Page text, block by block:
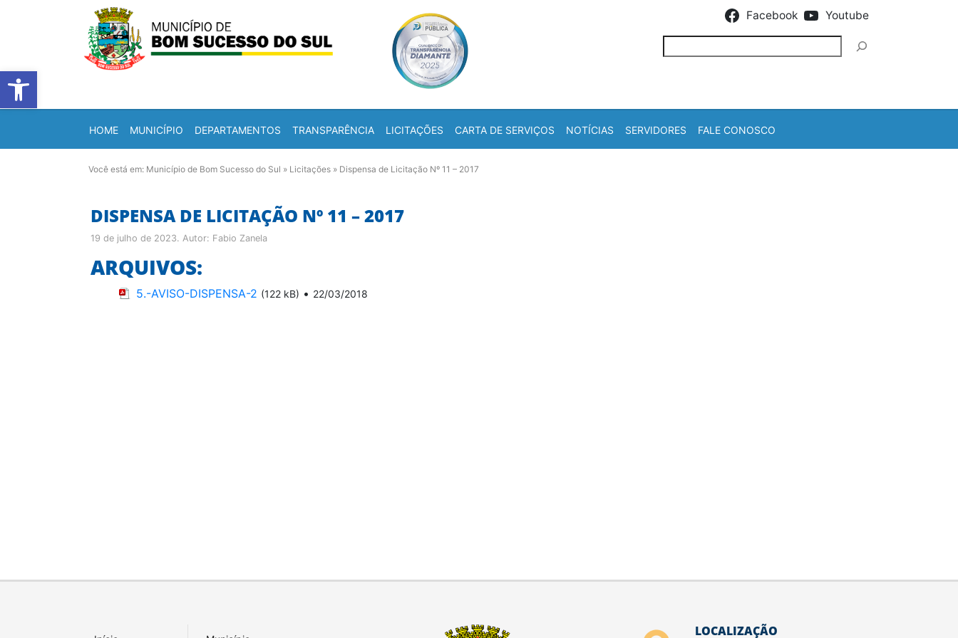
Barra de Ferramentas Aberta
Facebook Youtube
HOME MUNICÍPIO DEPARTAMENTOS TRANSPARÊNCIA LICITAÇÕES CARTA DE SERVIÇOS NOTÍCIAS SERVIDORES FALE CONOSCO
Você está em: Município de Bom Sucesso do Sul » Licitações » Dispensa de Licitação Nº 11 – 2017
DISPENSA DE LICITAÇÃO Nº 11 – 2017
19 de julho de 2023. Autor: Fabio Zanela
ARQUIVOS:
5.-AVISO-DISPENSA-2 (122 kB) • 22/03/2018
LOCALIZAÇÃO